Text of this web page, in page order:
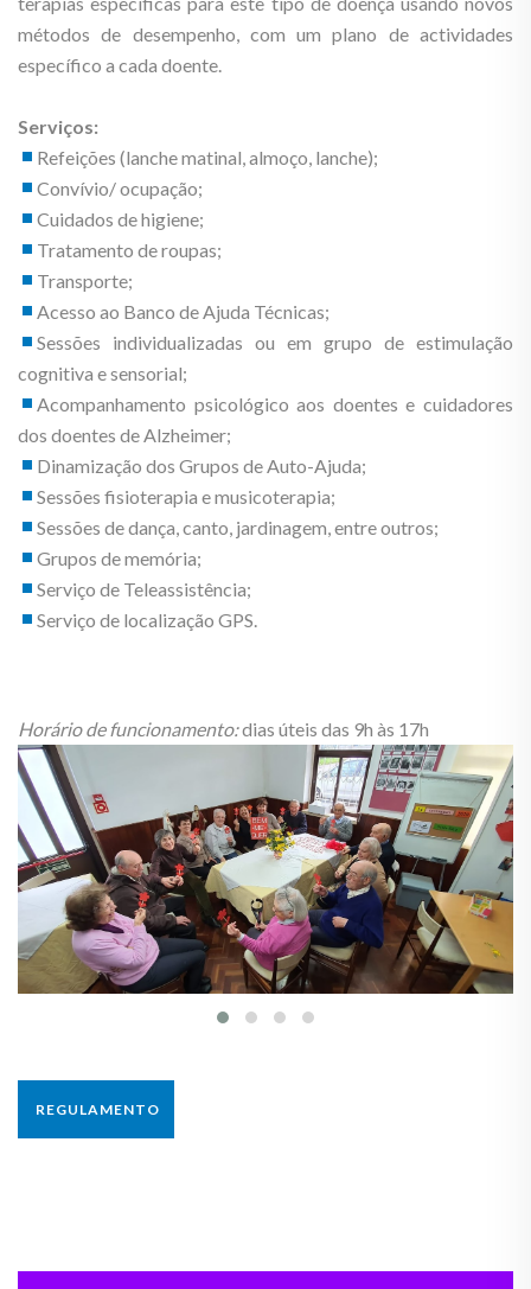
métodos de desempenho, com um plano de actividades
específico a cada doente.
Serviços:
Refeições (lanche matinal, almoço, lanche);
Convívio/ ocupação;
Cuidados de higiene;
Tratamento de roupas;
Transporte;
Acesso ao Banco de Ajuda Técnicas;
Sessões individualizadas ou em grupo de estimulação
cognitiva e sensorial;
Acompanhamento psicológico aos doentes e cuidadores
dos doentes de Alzheimer;
Dinamização dos Grupos de Auto-Ajuda;
Sessões fisioterapia e musicoterapia;
Sessões de dança, canto, jardinagem, entre outros;
Grupos de memória;
Serviço de Teleassistência;
Serviço de localização GPS.
Horário de funcionamento:dias úteis das 9h às 17h
REGULAMENTO